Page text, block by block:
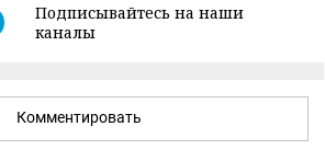
Подписывайтесь на наши
каналы
Комментировать